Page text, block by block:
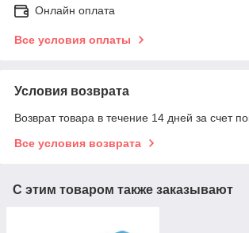
Онлайн оплата
Все условия оплаты
Условия возврата
Возврат товара в течение 14 дней за счет
Все условия возврата
С этим товаром также заказывают